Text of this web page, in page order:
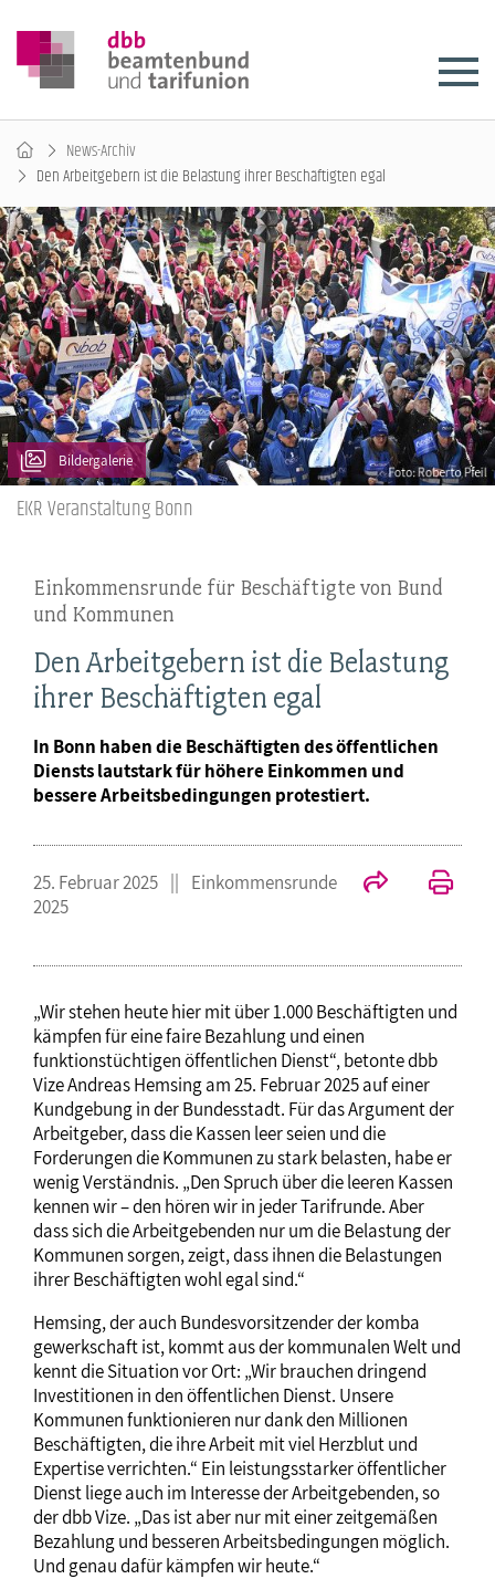
News-Archiv
Den Arbeitgebern ist die Belastung ihrer Beschäftigten egal
Bildergalerie
EKR Veranstaltung Bonn
Einkommensrunde für Beschäftigte von Bund
und Kommunen
Den Arbeitgebern ist die Belastung
ihrer Beschäftigten egal
In Bonn haben die Beschäftigten des öffentlichen
Diensts lautstark für höhere Einkommen und
bessere Arbeitsbedingungen protestiert.
25. Februar 2025
Einkommensrunde
2025
„Wir stehen heute hier mit über 1.000 Beschäftigten und
kämpfen für eine faire Bezahlung und einen
funktionstüchtigen öffentlichen Dienst“, betonte dbb
Vize Andreas Hemsing am 25. Februar 2025 auf einer
Kundgebung in der Bundesstadt. Für das Argument der
Arbeitgeber, dass die Kassen leer seien und die
Forderungen die Kommunen zu stark belasten, habe er
wenig Verständnis. „Den Spruch über die leeren Kassen
kennen wir – den hören wir in jeder Tarifrunde. Aber
dass sich die Arbeitgebenden nur um die Belastung der
Kommunen sorgen, zeigt, dass ihnen die Belastungen
ihrer Beschäftigten wohl egal sind.“
Hemsing, der auch Bundesvorsitzender der komba
gewerkschaft ist, kommt aus der kommunalen Welt und
kennt die Situation vor Ort: „Wir brauchen dringend
Investitionen in den öffentlichen Dienst. Unsere
Kommunen funktionieren nur dank den Millionen
Beschäftigten, die ihre Arbeit mit viel Herzblut und
Expertise verrichten.“ Ein leistungsstarker öffentlicher
Dienst liege auch im Interesse der Arbeitgebenden, so
der dbb Vize. „Das ist aber nur mit einer zeitgemäßen
Bezahlung und besseren Arbeitsbedingungen möglich.
Und genau dafür kämpfen wir heute.“